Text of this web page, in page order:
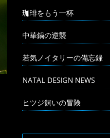
珈琲をもう一杯
中華鍋の逆襲
若気ノイタリーの備忘録
NATAL DESIGN NEWS
ヒツジ飼いの冒険